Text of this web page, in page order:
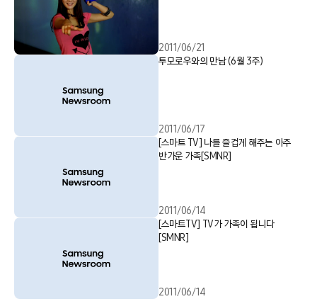
2011/06/21
투모로우와의 만남 (6월 3주)
2011/06/17
[스마트 TV] 나를 즐겁게 해주는 아주
반가운 가족[SMNR]
2011/06/14
[스마트TV] TV가 가족이 됩니다
[SMNR]
2011/06/14